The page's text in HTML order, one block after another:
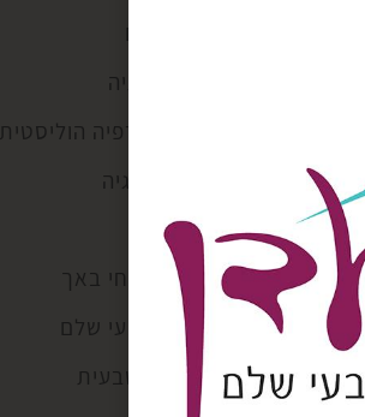
מתכונים
נטורופתיה
פסיכותרפיה הוליסטית
קוסמולוגיה
קורסים
קלפי פרחי באך
ריפוי טבעי שלם
רפואה טבעית